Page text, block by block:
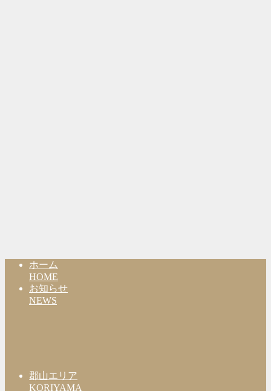
ホーム
HOME
お知らせ
NEWS
郡山エリア
KORIYAMA